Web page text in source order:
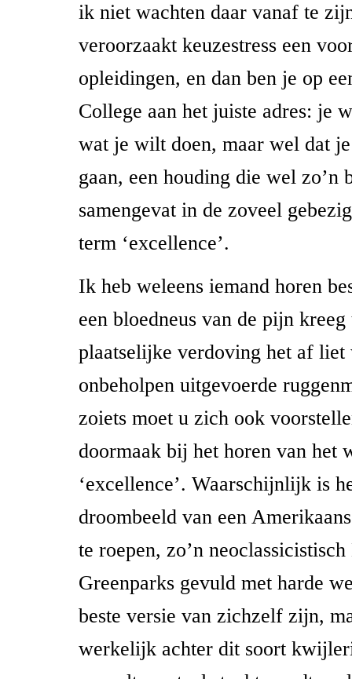
ik niet wachten daar vanaf te
veroorzaakt keuzestress een
opleidingen, en dan ben je op
College aan het juiste adres: je
wat je wilt doen, maar wel dat
gaan, een houding die wel zo’n
samengevat in de zoveel
term ‘excellence’.
Ik heb weleens iemand horen
een bloedneus van de pijn kreeg
plaatselijke verdoving het af liet
onbeholpen uitgevoerde
zoiets moet u zich ook
doormaak bij het horen van het
‘excellence’. Waarschijnlijk is
droombeeld van een
te roepen, zo’n
Greenparks gevuld met harde
beste versie van zichzelf zijn,
werkelijk achter dit soort